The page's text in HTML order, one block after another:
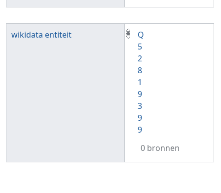
wikidata entiteit
Q
5
2
8
1
9
3
9
9
0 bronnen